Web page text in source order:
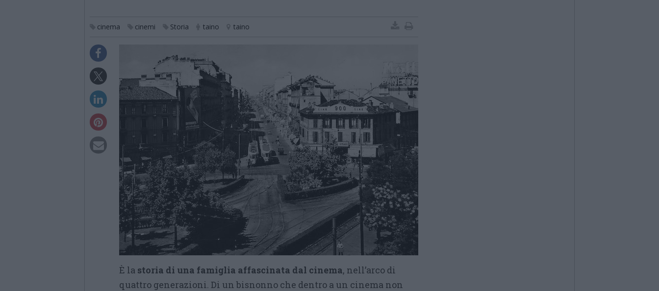
cinema cinemi Storia taino taino
È la storia di una famiglia affascinata dal cinema, nell’arco di
quattro generazioni. Di un bisnonno che dentro a un cinema non